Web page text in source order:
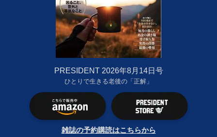
PRESIDENT 2026年8月14日号
ひとりで生きる老後の「正解」
雑誌の予約購読はこちらから